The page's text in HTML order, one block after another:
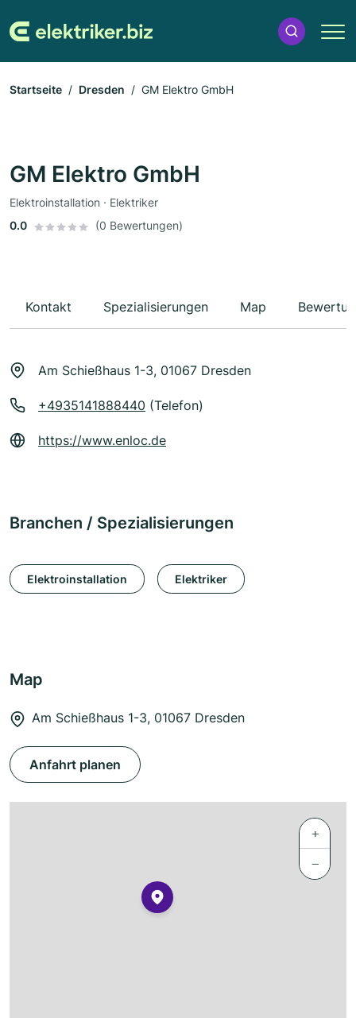
Startseite Dresden GM Elektro GmbH
GM Elektro GmbH
Elektroinstallation · Elektriker
0.0
(0 Bewertungen)
Kontakt Spezialisierungen Map
Am Schießhaus 1-3, 01067 Dresden
+4935141888440 (Telefon)
https://www.enloc.de
Branchen / Spezialisierungen
Elektroinstallation Elektriker
Map
Am Schießhaus 1-3, 01067 Dresden
Anfahrt planen
+
−